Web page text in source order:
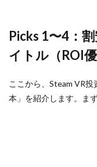
で500
後）
2026
年度
Picks 1〜4：
イトル（ROI優
ここから、Steam VR
本」を紹介します。ま